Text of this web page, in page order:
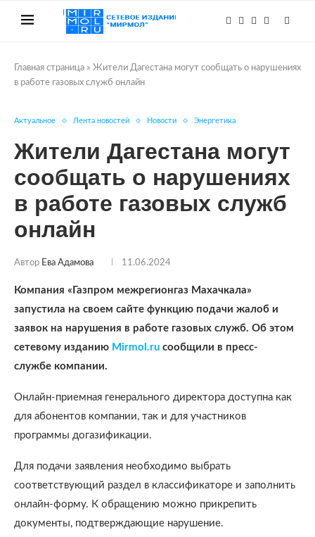
Главная страница » Жители Дагестана могут сообщать о нарушениях
в работе газовых служб онлайн
Актуальное Лента новостей Новости Энергетика
Жители Дагестана могут
сообщать о нарушениях
в работе газовых служб
онлайн
Автор Ева Адамова 11.06.2024
Компания «Газпром межрегионгаз Махачкала»
запустила на своем сайте функцию подачи жалоб и
заявок на нарушения в работе газовых служб. Об этом
сетевому изданию Mirmol.ru сообщили в пресс-
службе компании.
Онлайн-приемная генерального директора доступна как
для абонентов компании, так и для участников
программы догазификации.
Для подачи заявления необходимо выбрать
соответствующий раздел в классификаторе и заполнить
онлайн-форму. К обращению можно прикрепить
документы, подтверждающие нарушение.